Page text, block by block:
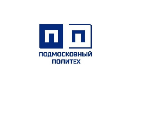
содержимому